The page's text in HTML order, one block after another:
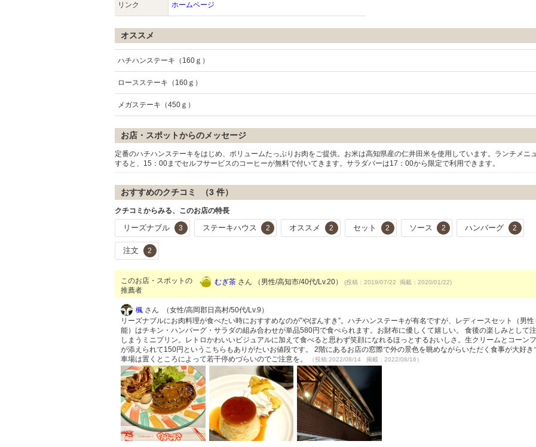
リンク ホームページ
オススメ
ハチハンステーキ（160ｇ）
ロースステーキ（160ｇ）
メガステーキ（450ｇ）
お店・スポットからのメッセージ
定番のハチハンステーキをはじめ、ボリュームたっぷりお肉をご提供。お米は高知県産の仁井田米を使用しています。ランチメニ
すると、15：00までセルフサービスのコーヒーが無料で付いてきます。サラダバーは17：00から限定で利用できます。
おすすめのクチコミ （3 件）
クチコミからみる、このお店の特長
リーズナブル 3 ステーキハウス 2 オススメ 2 セット 2 ソース 2 ハンバーグ 2
注文 2
このお店・スポットの
推薦者
むぎ茶 さん （男性/高知市/40代/Lv.20） (投稿：2019/07/22 掲載：2020/01/22)
楓 さん （女性/高岡郡日高村/50代/Lv.9）
リーズナブルにお肉料理が食べたい時におすすめなのが”やぽんすき”。ハチハンステーキが有名ですが、レディースセット（男
能）はチキン・ハンバーグ・サラダの組み合わせが単品580円で食べられます。お財布に優しくて嬉しい。 食後の楽しみとして
しまうミニプリン。レトロかわいいビジュアルに加えて食べると思わず笑顔になれるほっとするおいしさ。生クリームとコーン
が添えられて150円というこちらもありがたいお値段です。 2階にあるお店の窓際で外の景色を眺めながらいただく食事が大好き
車場は置くところによって若干停めづらいのでご注意を。
（投稿:2022/08/14 掲載：2022/08/16）